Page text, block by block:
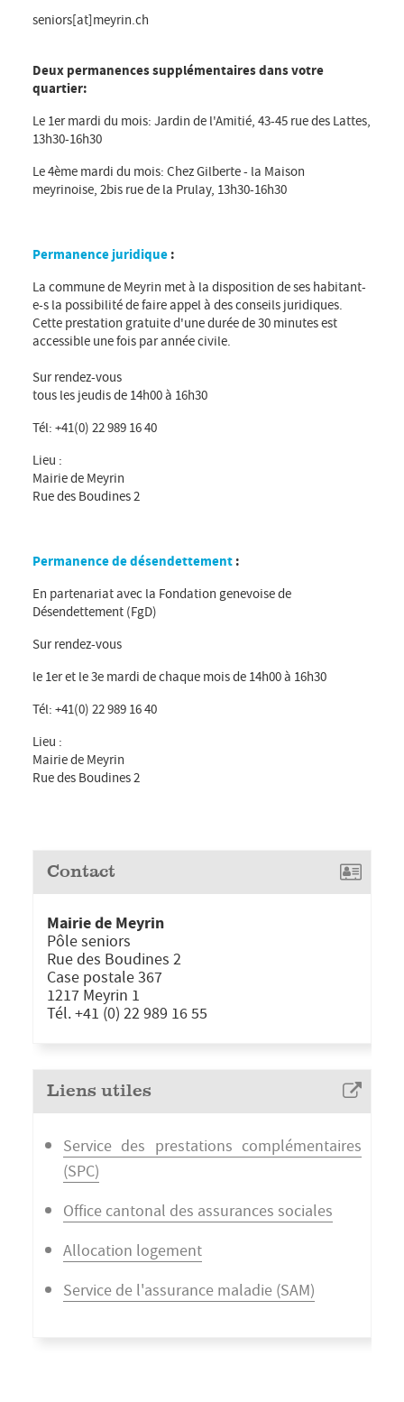
seniors[at]meyrin.ch
Deux permanences supplémentaires dans votre
quartier:
Le 1er mardi du mois: Jardin de l'Amitié, 43-45 rue des Lattes,
13h30-16h30
Le 4ème mardi du mois: Chez Gilberte - la Maison
meyrinoise, 2bis rue de la Prulay, 13h30-16h30
Permanence juridique:
La commune de Meyrin met à la disposition de ses habitant-
e-s la possibilité de faire appel à des conseils juridiques.
Cette prestation gratuite d'une durée de 30 minutes est
accessible une fois par année civile.
Sur rendez-vous
tous les jeudis de 14h00 à 16h30
Tél: +41(0) 22 989 16 40
Lieu :
Mairie de Meyrin
Rue des Boudines 2
Permanence de désendettement:
En partenariat avec la Fondation genevoise de
Désendettement (FgD)
Sur rendez-vous
le 1er et le 3e mardi de chaque mois de 14h00 à 16h30
Tél: +41(0) 22 989 16 40
Lieu :
Mairie de Meyrin
Rue des Boudines 2
Contact
Mairie de Meyrin
Pôle seniors
Rue des Boudines 2
Case postale 367
1217 Meyrin 1
Tél. +41 (0) 22 989 16 55
Liens utiles
Service des prestations complémentaires
(SPC)
Office cantonal des assurances sociales
Allocation logement
Service de l'assurance maladie (SAM)